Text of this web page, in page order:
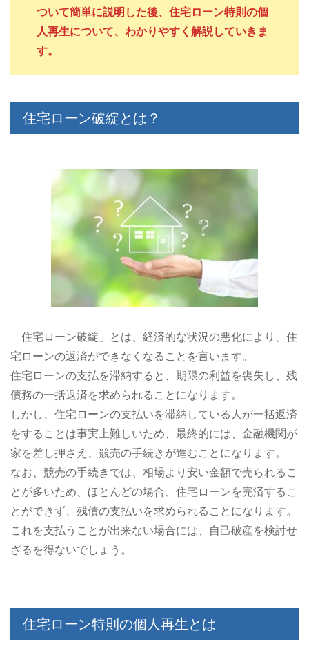
ついて簡単に説明した後、住宅ローン特則の個
人再生について、わかりやすく解説していきま
す。
住宅ローン破綻とは？
「住宅ローン破綻」とは、経済的な状況の悪化により、住
宅ローンの返済ができなくなることを言います。
住宅ローンの支払を滞納すると、期限の利益を喪失し、残
債務の一括返済を求められることになります。
しかし、住宅ローンの支払いを滞納している人が一括返済
をすることは事実上難しいため、最終的には、金融機関が
家を差し押さえ、競売の手続きが進むことになります。
なお、競売の手続きでは、相場より安い金額で売られるこ
とが多いため、ほとんどの場合、住宅ローンを完済するこ
とができず、残債の支払いを求められることになります。
これを支払うことが出来ない場合には、自己破産を検討せ
ざるを得ないでしょう。
住宅ローン特則の個人再生とは